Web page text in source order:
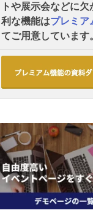
トや展示会などに
利な機能はプレミア
てご用意しています。